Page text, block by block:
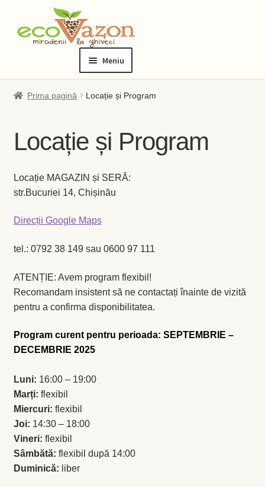
Sari
Sari
Meniu
Checkout
Contact
Contul meu
Checkout
Coș
Coș
Despre
Despre noi OLD
Home
Home
Prima pagină Locație și Program
Locație și Program
Locație MAGAZIN și SERĂ:
str.Bucuriei 14, Chișinău
Direcții Google Maps
tel.: 0792 38 149 sau 0600 97 111
ATENȚIE: Avem program flexibil!
Recomandam insistent să ne contactați înainte de vizită
pentru a confirma disponibilitatea.
Program curent pentru perioada: SEPTEMBRIE –
DECEMBRIE 2025
Luni: 16:00 – 19:00
Marți: flexibil
Miercuri: flexibil
Joi: 14:30 – 18:00
Vineri: flexibil
Sâmbătă: flexibil după 14:00
Duminică: liber